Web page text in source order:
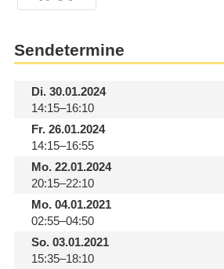
Sendetermine
Di.30.01.2024
14:15–16:10
Fr.26.01.2024
14:15–16:55
Mo.22.01.2024
20:15–22:10
Mo.04.01.2021
02:55–04:50
So.03.01.2021
15:35–18:10